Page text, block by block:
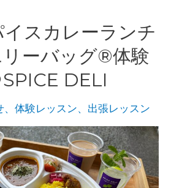
スカレーランチ
ーバッグ®︎体験
DELI
、 体験レッスン、 出張レッスン